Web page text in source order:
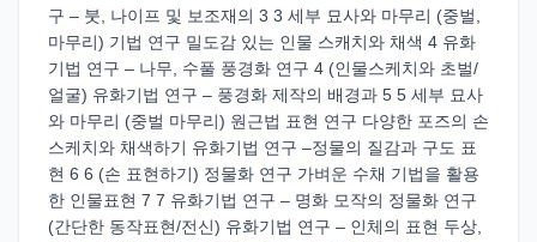
구 – 붓, 나이프 및 보조재의 3 3 세부 묘사와 마무리 (중벌,
마무리) 기법 연구 밀도감 있는 인물 스캐치와 채색 4 유화
기법 연구 – 나무, 수풀 풍경화 연구 4 (인물스케치와 초벌/
얼굴) 유화기법 연구 – 풍경화 제작의 배경과 5 5 세부 묘사
와 마무리 (중벌 마무리) 원근법 표현 연구 다양한 포즈의 손
스케치와 채색하기 유화기법 연구 –정물의 질감과 구도 표
현 6 6 (손 표현하기) 정물화 연구 가벼운 수채 기법을 활용
한 인물표현 7 7 유화기법 연구 – 명화 모작의 정물화 연구
(간단한 동작표현/전신) 유화기법 연구 – 인체의 표현 두상,